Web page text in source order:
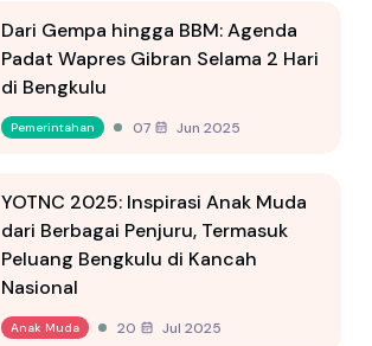
Dari Gempa hingga BBM: Agenda
Padat Wapres Gibran Selama 2 Hari
di Bengkulu
Pemerintahan 07 Jun 2025
YOTNC 2025: Inspirasi Anak Muda
dari Berbagai Penjuru, Termasuk
Peluang Bengkulu di Kancah
Nasional
Anak Muda 20 Jul 2025